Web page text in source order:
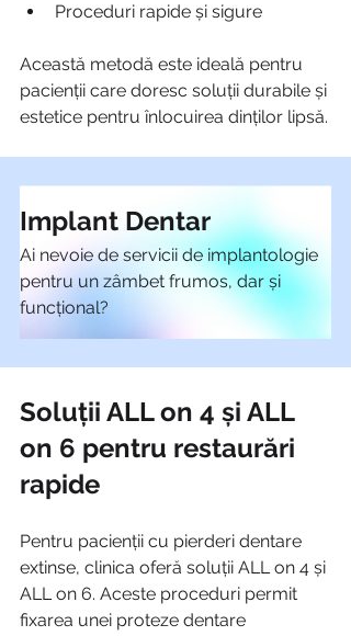
Proceduri rapide și sigure
Această metodă este ideală pentru
pacienții care doresc soluții durabile și
estetice pentru înlocuirea dinților lipsă.
Implant Dentar
Ai nevoie de servicii de implantologie
pentru un zâmbet frumos, dar și
funcțional?
Soluții ALL on 4 și ALL
on 6 pentru restaurări
rapide
Pentru pacienții cu pierderi dentare
extinse, clinica oferă soluții ALL on 4 și
ALL on 6. Aceste proceduri permit
fixarea unei proteze dentare